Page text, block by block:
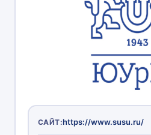
САЙТ:https://www.susu.ru/